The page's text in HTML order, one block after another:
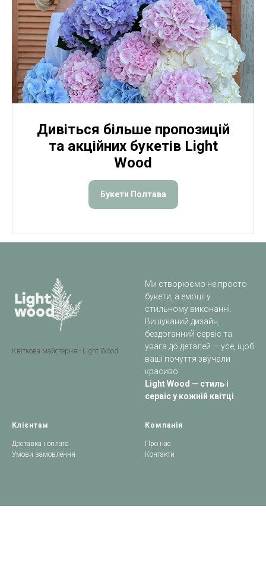
Дивіться більше пропозицій
та акційних букетів Light
Wood
Букети Полтава
Квіткова майстерня - Light Wood
Ми створюємо не просто
букети, а емоції у
стильному виконанні.
Вишуканий дизайн,
бездоганний сервіс та
увага до деталей — усе, щоб
ваші почуття звучали
красиво.
Light Wood — стиль і
сервіс у кожній квітці
Клієнтам
Доставка і оплата
Умови замовлення
Компанія
Про нас
Контакти